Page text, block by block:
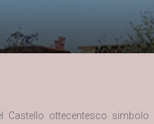
Castello ottecentesco simbolo